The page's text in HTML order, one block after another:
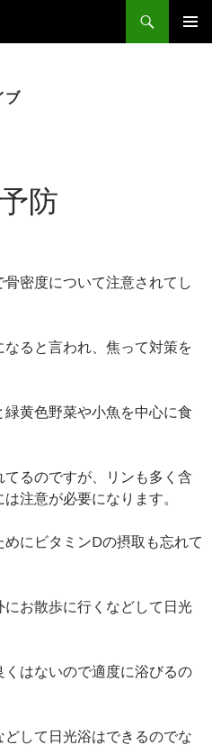
ブ
防
密度について注意されてし
ると言われ、焦って対策を
黄色野菜や小魚を中心に食
るのですが、リンも多く含
注意が必要になります。
にビタミンDの摂取も忘れて
お散歩に行くなどして日光
はないので適度に浴びるの
して日光浴はできるのでな